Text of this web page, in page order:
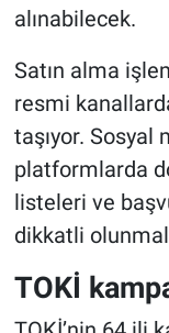
alınabilecek.
Satın alma
resmi
taşıyor. Sosyal
platformlarda
listeleri ve
dikkatli
TOKİ